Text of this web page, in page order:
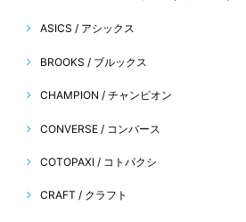
ASICS / アシックス
BROOKS / ブルックス
CHAMPION / チャンピオン
CONVERSE / コンバース
COTOPAXI / コトパクシ
CRAFT / クラフト